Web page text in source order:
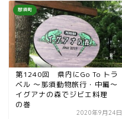
那須町
第1240回 県内にGo To トラ
ベル 〜那須動物旅行・中編〜
イグアナの森でジビエ料理
の巻
2020年9月24日